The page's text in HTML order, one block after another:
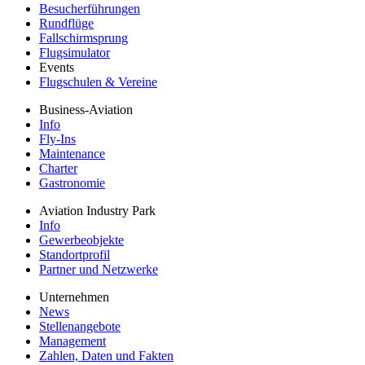
Besucherführungen
Rundflüge
Fallschirmsprung
Flugsimulator
Events
Flugschulen & Vereine
Business-Aviation
Info
Fly-Ins
Maintenance
Charter
Gastronomie
Aviation Industry Park
Info
Gewerbeobjekte
Standortprofil
Partner und Netzwerke
Unternehmen
News
Stellenangebote
Management
Zahlen, Daten und Fakten